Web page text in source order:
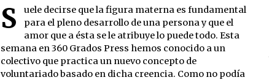
S
uele decirse que la figura materna es fundamental
para el pleno desarrollo de una persona y que el
amor que a ésta se le atribuye lo puede todo. Esta
semana en 360 Grados Press hemos conocido a un
colectivo que practica un nuevo concepto de
voluntariado basado en dicha creencia. Como no podía